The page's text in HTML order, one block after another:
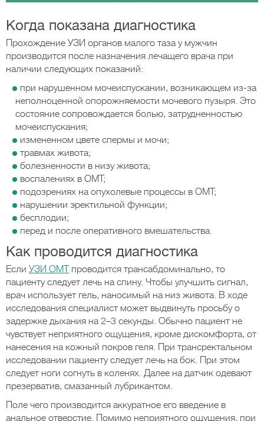
Когда показана диагностика
Прохождение УЗИ органов малого таза у мужчин
производится после назначения лечащего врача при
наличии следующих показаний:
при нарушенном мочеиспускании, возникающем из-за
неполноценной опорожняемости мочевого пузыря. Это
состояние сопровождается болью, затрудненностью
мочеиспускания;
измененном цвете спермы и мочи;
травмах живота;
болезненности в низу живота;
воспалениях в ОМТ;
подозрениях на опухолевые процессы в ОМТ;
нарушении эректильной функции;
бесплодии;
перед и после оперативного вмешательства.
Как проводится диагностика
Если УЗИ ОМТ проводится трансабдоминально, то
пациенту следует лечь на спину. Чтобы улучшить сигнал,
врач использует гель, наносимый на низ живота. В ходе
исследования специалист может выдвинуть просьбу о
задержке дыхания на 2–3 секунды. Обычно пациент не
чувствует неприятного ощущения, кроме дискомфорта, от
нанесения на кожный покров геля. При трансректальном
исследовании пациенту следует лечь на бок. При этом
следует ноги согнуть в коленях. Далее на датчик одевают
презерватив, смазанный лубрикантом.
Поле чего производится аккуратное его введение в
анальное отверстие. Помимо неприятного ощущения, при